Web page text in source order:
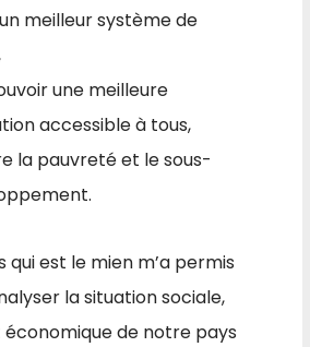
meilleur système de
une meilleure
accessible à tous,
la pauvreté et le sous-
qui est le mien m’a permis
la situa­tion sociale,
de notre pays